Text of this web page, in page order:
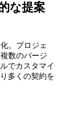
な提案
。プロジェ
数のバージ
でカスタマイ
多くの契約を